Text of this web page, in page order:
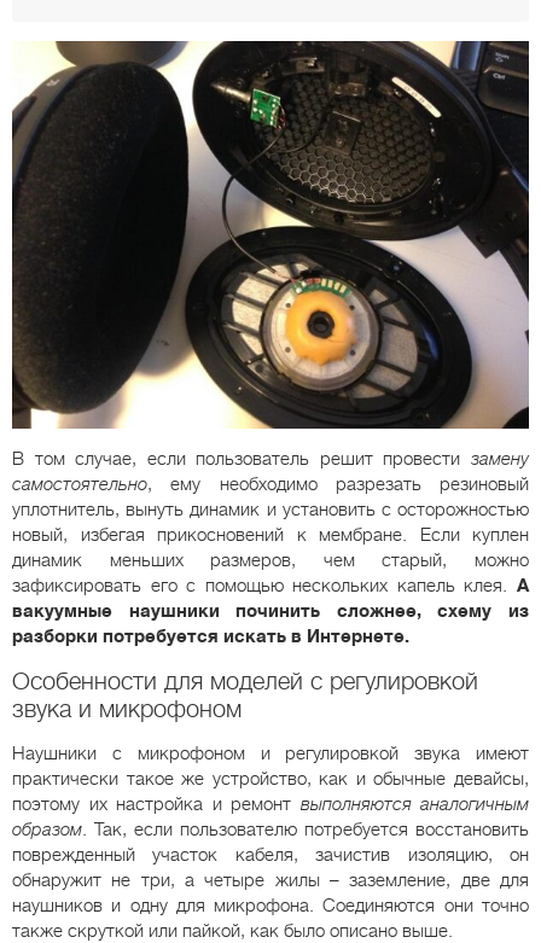
В том случае, если пользователь решит провести замену
самостоятельно, ему необходимо разрезать резиновый
уплотнитель, вынуть динамик и установить с осторожностью
новый, избегая прикосновений к мембране. Если куплен
динамик меньших размеров, чем старый, можно
зафиксировать его с помощью нескольких капель клея. А
вакуумные наушники починить сложнее, схему из
разборки потребуется искать в Интернете.
Особенности для моделей с регулировкой
звука и микрофоном
Наушники с микрофоном и регулировкой звука имеют
практически такое же устройство, как и обычные девайсы,
поэтому их настройка и ремонт выполняются аналогичным
образом. Так, если пользователю потребуется восстановить
поврежденный участок кабеля, зачистив изоляцию, он
обнаружит не три, а четыре жилы – заземление, две для
наушников и одну для микрофона. Соединяются они точно
также скруткой или пайкой, как было описано выше.